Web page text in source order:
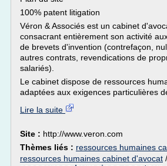
100% patent litigation
Véron & Associés est un cabinet
consacrant entièrement son activité
de brevets d'invention (contrefaçon,
autres contrats, revendications de
salariés).
Le cabinet dispose de ressources
adaptées aux exigences particulières
Lire la suite
Site : http://www.veron.com
Thèmes liés : ressources humaines
ressources humaines cabinet d'avocat /